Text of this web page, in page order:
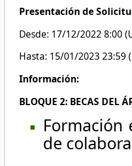
Presentación de
Desde: 17/12/2022 8:00
Hasta: 15/01/2023 23:59
Información:
BLOQUE 2: BECAS DEL
Formación
de